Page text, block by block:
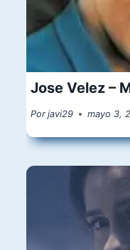
Jose Velez –
Por javi29 mayo 3,